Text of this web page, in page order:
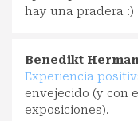
hay una pradera :)
Benedikt
Experiencia
envejecido (y con
exposiciones).